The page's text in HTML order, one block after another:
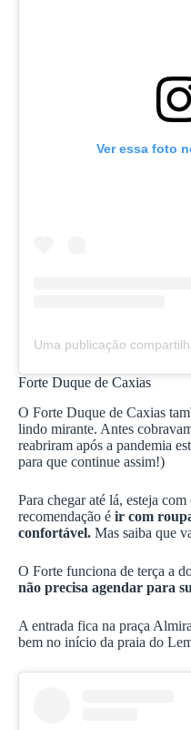
Ver essa foto
Forte Duque de Caxias
O Forte Duque de Caxias
lindo mirante. Antes
reabriram após a pandemia
para que continue assim!)
Para chegar até lá, esteja
recomendação é ir com
confortável. Mas saiba que
O Forte funciona de terça a
não precisa agendar para
A entrada fica na praça
bem no início da praia do